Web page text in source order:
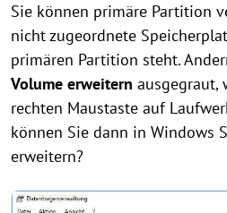
Sie können primäre Partition
nicht zugeordnete
primären Partition steht.
Volume erweitern ausgegraut,
rechten Maustaste auf
können Sie dann in Windows
erweitern?